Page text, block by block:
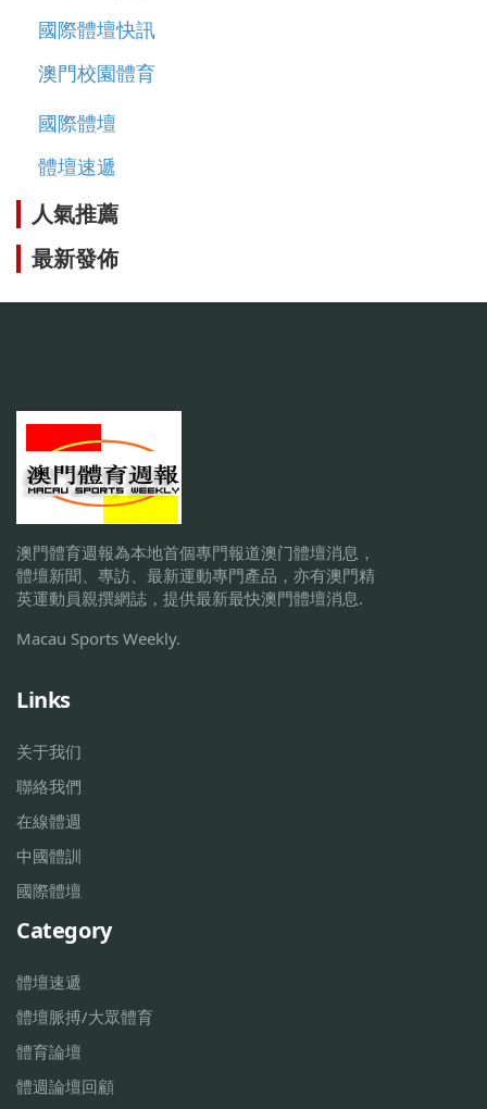
國際體壇快訊
澳門校園體育
國際體壇
體壇速遞
人氣推薦
最新發佈
澳門體育週報為本地首個專門報道澳门體壇消息，
體壇新聞、專訪、最新運動專門產品，亦有澳門精
英運動員親撰網誌，提供最新最快澳門體壇消息.
Macau Sports Weekly.
Links
关于我们
聯絡我們
在線體週
中國體訓
國際體壇
Category
體壇速遞
體壇脈搏/大眾體育
體育論壇
體週論壇回顧